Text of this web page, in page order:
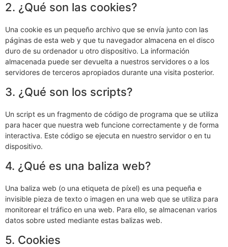
2. ¿Qué son las cookies?
Una cookie es un pequeño archivo que se envía junto con las
páginas de esta web y que tu navegador almacena en el disco
duro de su ordenador u otro dispositivo. La información
almacenada puede ser devuelta a nuestros servidores o a los
servidores de terceros apropiados durante una visita posterior.
3. ¿Qué son los scripts?
Un script es un fragmento de código de programa que se utiliza
para hacer que nuestra web funcione correctamente y de forma
interactiva. Este código se ejecuta en nuestro servidor o en tu
dispositivo.
4. ¿Qué es una baliza web?
Una baliza web (o una etiqueta de píxel) es una pequeña e
invisible pieza de texto o imagen en una web que se utiliza para
monitorear el tráfico en una web. Para ello, se almacenan varios
datos sobre usted mediante estas balizas web.
5. Cookies